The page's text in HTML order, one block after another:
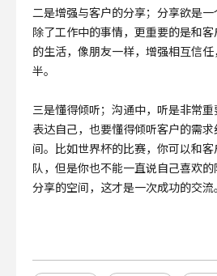
二是增强与客户的分享；分享欲是
除了工作中的事情，更重要的是和
的生活，像朋友一样，增强相互信
半。
三是懂得倾听；沟通中，听是非常
表达自己，也要懂得倾听客户的需
间。比如世界杯的比赛，你可以和
队，但是你也不能一直说自己喜欢
分享的空间，这才是一次成功的交流。